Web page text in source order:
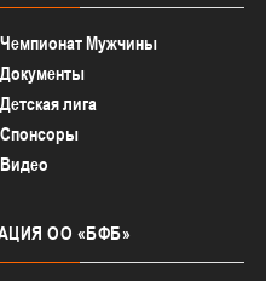
Чемпионат Мужчины
Документы
Детская лига
Спонсоры
Видео
ОО «БФБ»